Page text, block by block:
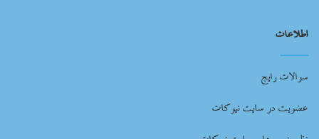
اطلاعات
سوالات رایج
عضویت در سایت نیوکات